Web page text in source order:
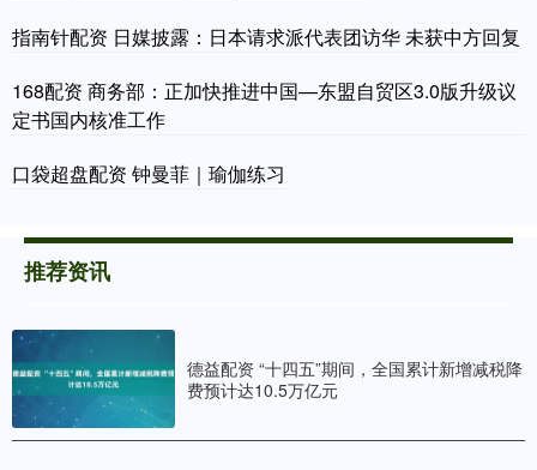
指南针配资 日媒披露：日本请求派代表团访华 未获中方回复
168配资 商务部：正加快推进中国—东盟自贸区3.0版升级议
定书国内核准工作
口袋超盘配资 钟曼菲｜瑜伽练习
推荐资讯
德益配资 “十四五”期间，全国累计新增减税降
费预计达10.5万亿元